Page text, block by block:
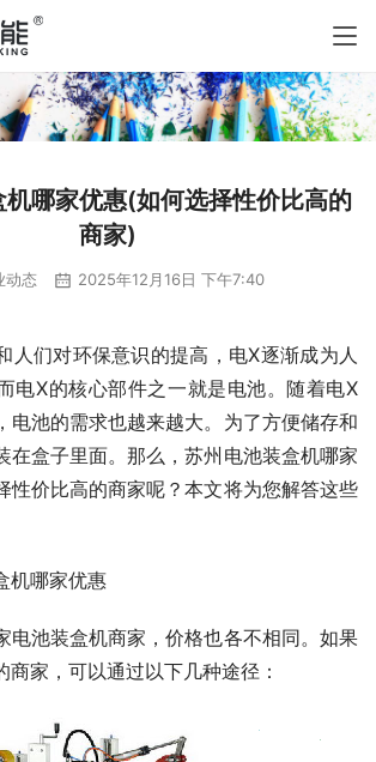
哪家优惠(如何选择性价比高的
商家)
动态 2025年12月16日 下午7:40
人们对环保意识的提高，电X逐渐成为人
电X的核心部件之一就是电池。随着电X
电池的需求也越来越大。为了方便储存和
在盒子里面。那么，苏州电池装盒机哪家
性价比高的商家呢？本文将为您解答这些
机哪家优惠
电池装盒机商家，价格也各不相同。如果
商家，可以通过以下几种途径：